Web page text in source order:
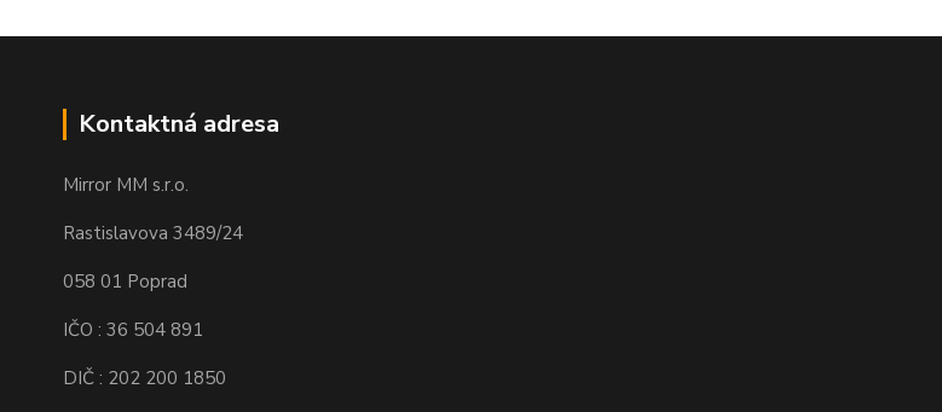
Kontaktná adresa
Mirror MM s.r.o.
Rastislavova 3489/24
058 01 Poprad
IČO : 36 504 891
DIČ : 202 200 1850